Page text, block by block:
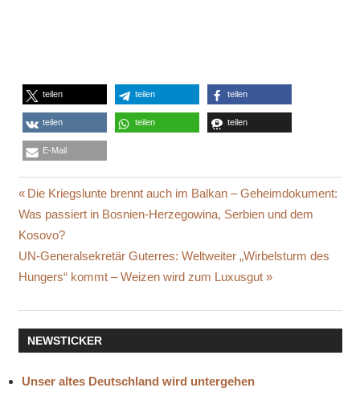
teilen teilen teilen
teilen teilen teilen
E-Mail
Beitragsnavigation
Vorheriger
Beitrag:
Die Kriegslunte brennt auch im Balkan – Geheimdokument:
Was passiert in Bosnien-Herzegowina, Serbien und dem
Kosovo?
Nächster
Beitrag:
UN-Generalsekretär Guterres: Weltweiter „Wirbelsturm des
Hungers“ kommt – Weizen wird zum Luxusgut
NEWSTICKER
Unser altes Deutschland wird untergehen